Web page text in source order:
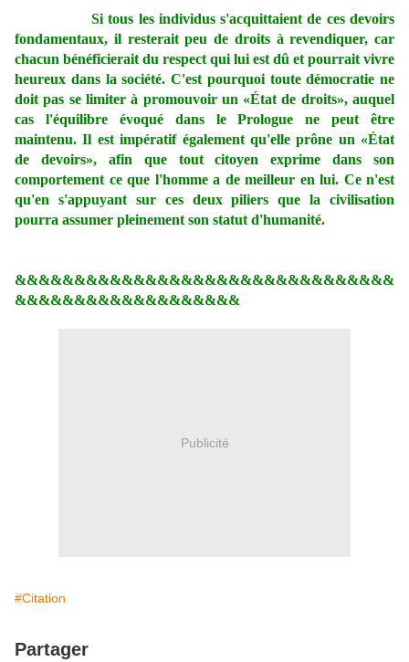
Si tous les individus s'acquittaient de ces devoirs
fondamentaux, il resterait peu de droits à revendiquer, car
chacun bénéficierait du respect qui lui est dû et pourrait vivre
heureux dans la société. C'est pourquoi toute démocratie ne
doit pas se limiter à promouvoir un «État de droits», auquel
cas l'équilibre évoqué dans le Prologue ne peut être
maintenu. Il est impératif également qu'elle prône un «État
de devoirs», afin que tout citoyen exprime dans son
comportement ce que l'homme a de meilleur en lui. Ce n'est
qu'en s'appuyant sur ces deux piliers que la civilisation
pourra assumer pleinement son statut d'humanité.
&&&&&&&&&&&&&&&&&&&&&&&&&&&&&&&&
&&&&&&&&&&&&&&&&&&&
Publicité
#Citation
Partager